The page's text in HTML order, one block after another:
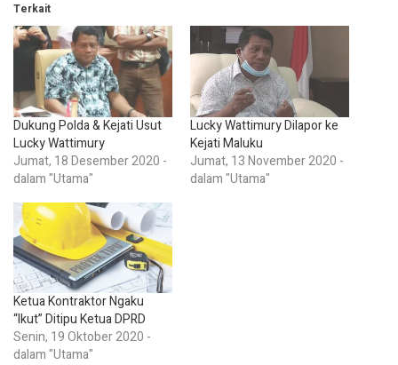
Terkait
Dukung Polda & Kejati Usut
Lucky Wattimury
Jumat, 18 Desember 2020 -
dalam "Utama"
Lucky Wattimury Dilapor ke
Kejati Maluku
Jumat, 13 November 2020 -
dalam "Utama"
Ketua Kontraktor Ngaku
“Ikut” Ditipu Ketua DPRD
Senin, 19 Oktober 2020 -
dalam "Utama"